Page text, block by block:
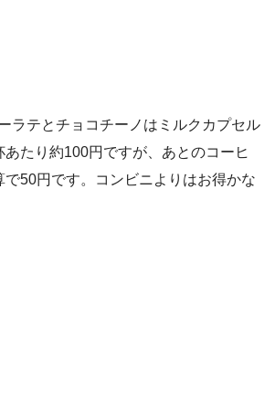
ラテとチョコチーノはミルクカプセル
あたり約100円ですが、あとのコーヒ
で50円です。コンビニよりはお得かな